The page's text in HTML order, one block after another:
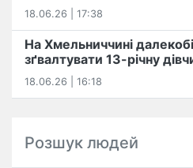
18.06.26 | 17:38
На Хмельниччині
зґвалтувати 13-річну
18.06.26 | 16:18
Розшук людей